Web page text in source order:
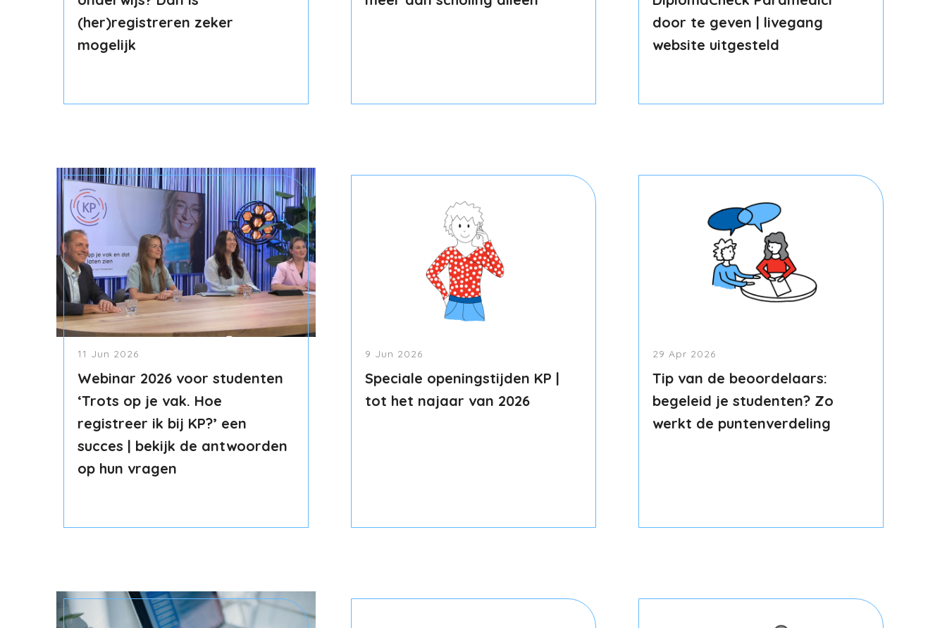
(her)registreren zeker
mogelijk
door te geven | livegang
website uitgesteld
11 Jun 2026
Webinar 2026 voor studenten
‘Trots op je vak. Hoe
registreer ik bij KP?’ een
succes | bekijk de antwoorden
op hun vragen
9 Jun 2026
Speciale openingstijden KP |
tot het najaar van 2026
29 Apr 2026
Tip van de beoordelaars:
begeleid je studenten? Zo
werkt de puntenverdeling